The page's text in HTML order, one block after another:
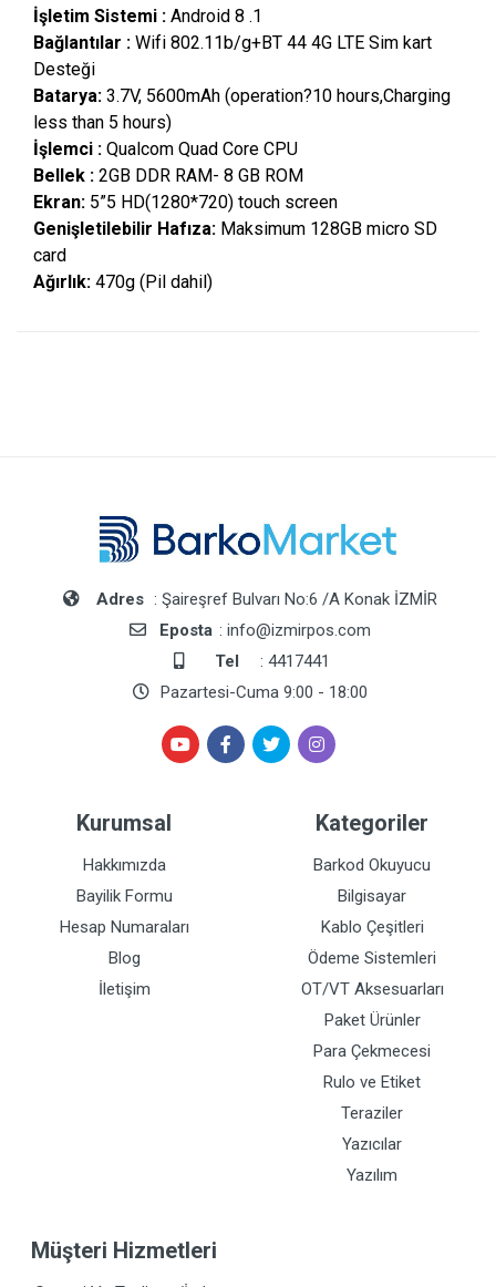
İşletim Sistemi : Android 8 .1
Bağlantılar : Wifi 802.11b/g+BT 44 4G LTE Sim kart
Desteği
Batarya: 3.7V, 5600mAh (operation?10 hours,Charging
less than 5 hours)
İşlemci : Qualcom Quad Core CPU
Bellek : 2GB DDR RAM- 8 GB ROM
Ekran: 5”5 HD(1280*720) touch screen
Genişletilebilir Hafıza: Maksimum 128GB micro SD
card
Ağırlık: 470g (Pil dahil)
Adres : Şaireşref Bulvarı No:6 /A Konak İZMİR
Eposta : info@izmirpos.com
Tel
: 4417441
Pazartesi-Cuma 9:00 - 18:00
Kurumsal
Hakkımızda
Bayilik Formu
Hesap Numaraları
Blog
İletişim
Kategoriler
Barkod Okuyucu
Bilgisayar
Kablo Çeşitleri
Ödeme Sistemleri
OT/VT Aksesuarları
Paket Ürünler
Para Çekmecesi
Rulo ve Etiket
Teraziler
Yazıcılar
Yazılım
Müşteri Hizmetleri